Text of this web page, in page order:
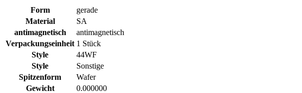
Form
gerade
Material
SA
antimagnetisch
antimagnetisch
Verpackungseinheit 1 Stück
Style
44WF
Style
Sonstige
Spitzenform
Wafer
Gewicht
0.000000